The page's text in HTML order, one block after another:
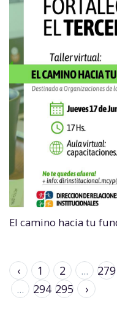
El camino hacia tu
‹ 1 2 ... 279
...
294 295 ›